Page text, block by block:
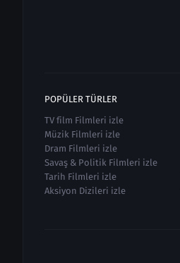
POPÜLER TÜRLER
TV film Filmleri izle
Müzik Filmleri izle
Dram Filmleri izle
Savaş & Politik Filmleri izle
Tarih Filmleri izle
Aksiyon Dizileri izle